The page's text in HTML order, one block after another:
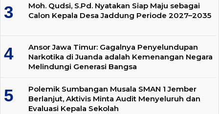
Moh. Qudsi, S.Pd. Nyatakan Siap Maju sebagai
Calon Kepala Desa Jaddung Periode 2027–2035
Ansor Jawa Timur: Gagalnya Penyelundupan
Narkotika di Juanda adalah Kemenangan Negara
Melindungi Generasi Bangsa
Polemik Sumbangan Musala SMAN 1 Jember
Berlanjut, Aktivis Minta Audit Menyeluruh dan
Evaluasi Kepala Sekolah